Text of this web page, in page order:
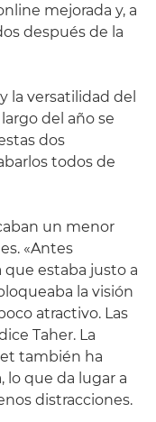
mejorada y, a
después de la
la versatilidad del
del año se
dos
todos de
un menor
«Antes
estaba justo a
la visión
atractivo. Las
Taher. La
también ha
lo que da lugar a
distracciones.